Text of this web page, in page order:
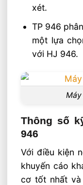
xét.
TP 946
một lựa
với HJ 946.
Máy
Thông số
946
Với điều kiện
khuyến cáo
cơ tốt nhất và